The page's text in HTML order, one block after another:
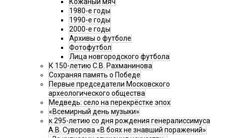
Кожаный мяч
1980-е годы
1990-е годы
2000-е годы
Архивы о футболе
Фотофутбол
Лица новгородского футбола
К 150-летию С.В. Рахманинова
Сохраняя память о Победе
Первые председатели Московского
археологического общества
Медведь: село на перекрёстке эпох
«Всемирный день музыки»
к 295-летию со дня рождения генералиссимуса
А.В. Суворова «В боях не знавший поражений»